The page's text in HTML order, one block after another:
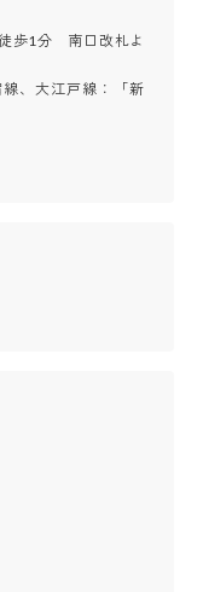
歩1分　南口改札よ
、大江戸線：「新